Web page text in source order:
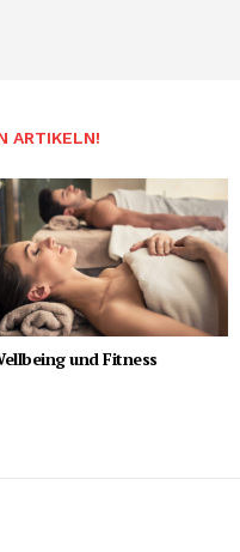
ARTIKELN!
und Fitness